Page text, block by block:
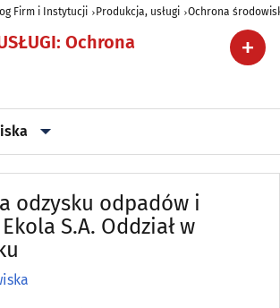
Firm i Instytucji Produkcja, usługi Ochrona
: Ochrona
(3)
ezoteryka(0)
odzysku odpadów i
S.A. Oddział w